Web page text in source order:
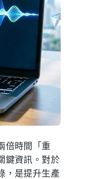
倍時間「重
鍵資訊。對於
，是提升生產